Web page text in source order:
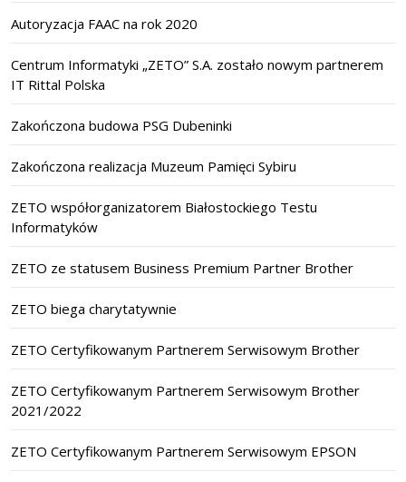
Autoryzacja FAAC na rok 2020
Centrum Informatyki „ZETO” S.A. zostało nowym partnerem
IT Rittal Polska
Zakończona budowa PSG Dubeninki
Zakończona realizacja Muzeum Pamięci Sybiru
ZETO współorganizatorem Białostockiego Testu
Informatyków
ZETO ze statusem Business Premium Partner Brother
ZETO biega charytatywnie
ZETO Certyfikowanym Partnerem Serwisowym Brother
ZETO Certyfikowanym Partnerem Serwisowym Brother
2021/2022
ZETO Certyfikowanym Partnerem Serwisowym EPSON